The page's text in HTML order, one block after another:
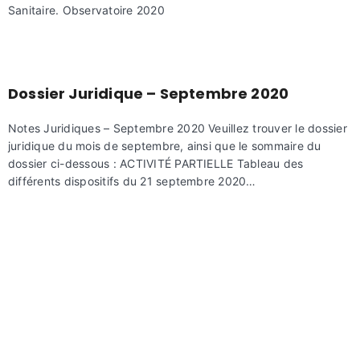
Sanitaire. Observatoire 2020
Dossier Juridique – Septembre 2020
Notes Juridiques – Septembre 2020 Veuillez trouver le dossier
juridique du mois de septembre, ainsi que le sommaire du
dossier ci-dessous : ACTIVITÉ PARTIELLE Tableau des
différents dispositifs du 21 septembre 2020…